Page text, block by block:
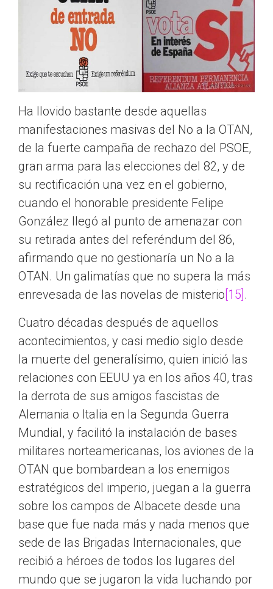
Ha llovido bastante desde aquellas
manifestaciones masivas del No a la OTAN,
de la fuerte campaña de rechazo del PSOE,
gran arma para las elecciones del 82, y de
su rectificación una vez en el gobierno,
cuando el honorable presidente Felipe
González llegó al punto de amenazar con
su retirada antes del referéndum del 86,
afirmando que no gestionaría un No a la
OTAN. Un galimatías que no supera la más
enrevesada de las novelas de misterio[15] .
Cuatro décadas después de aquellos
acontecimientos, y casi medio siglo desde
la muerte del generalísimo, quien inició las
relaciones con EEUU ya en los años 40, tras
la derrota de sus amigos fascistas de
Alemania o Italia en la Segunda Guerra
Mundial, y facilitó la instalación de bases
militares norteamericanas, los aviones de la
OTAN que bombardean a los enemigos
estratégicos del imperio, juegan a la guerra
sobre los campos de Albacete desde una
base que fue nada más y nada menos que
sede de las Brigadas Internacionales, que
recibió a héroes de todos los lugares del
mundo que se jugaron la vida luchando por